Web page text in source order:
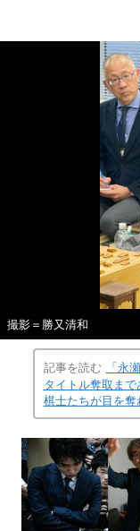
撮影＝勝又清和
記事を読む
「永
タイトル奪取ま
棋士たちが目を奪